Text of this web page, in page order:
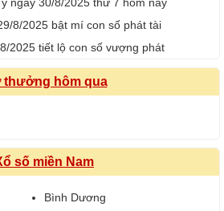
8/2025 bật mí con số phát tài
2025 tiết lộ con số vượng phát
thưởng hôm qua
số miền Nam
Bình Dương